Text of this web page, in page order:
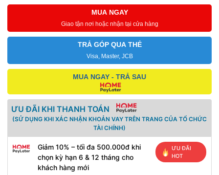
MUA NGAY
Giao tận nơi hoặc nhận tại cửa hàng
TRẢ GÓP QUA THẺ
Visa, Master, JCB
MUA NGAY - TRẢ SAU
ƯU ĐÃI KHI THANH TOÁN
(SỬ DỤNG KHI XÁC NHẬN KHOẢN VAY TRÊN TRANG CỦA TỔ CHỨC
TÀI CHÍNH)
Giảm 10% – tối đa 500.000đ khi
chọn kỳ hạn 6 & 12 tháng cho
khách hàng mới
ƯU ĐÃI
HOT